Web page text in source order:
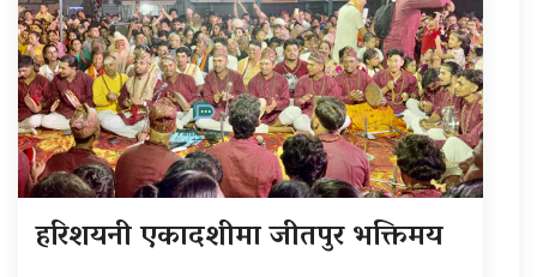
हरिशयनी एकादशीमा जीतपुर भक्तिमय